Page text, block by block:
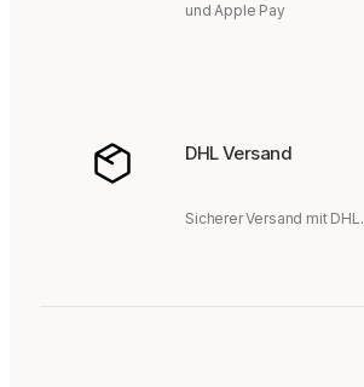
und Apple Pay
DHL Versand
Sicherer Versand mit DHL.